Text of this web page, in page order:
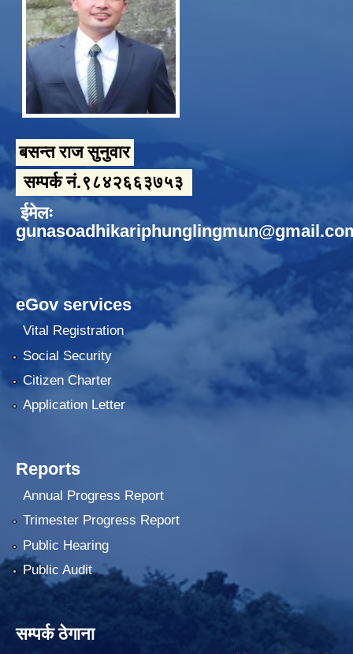
बसन्त राज सुनुवार
सम्पर्क नं.९८४२६६३७५३
ईमेलः
eGov services
Vital Registration
Social Security
Citizen Charter
Application Letter
Reports
Annual Progress Report
Trimester Progress Report
Public Hearing
Public Audit
सम्पर्क ठेगाना